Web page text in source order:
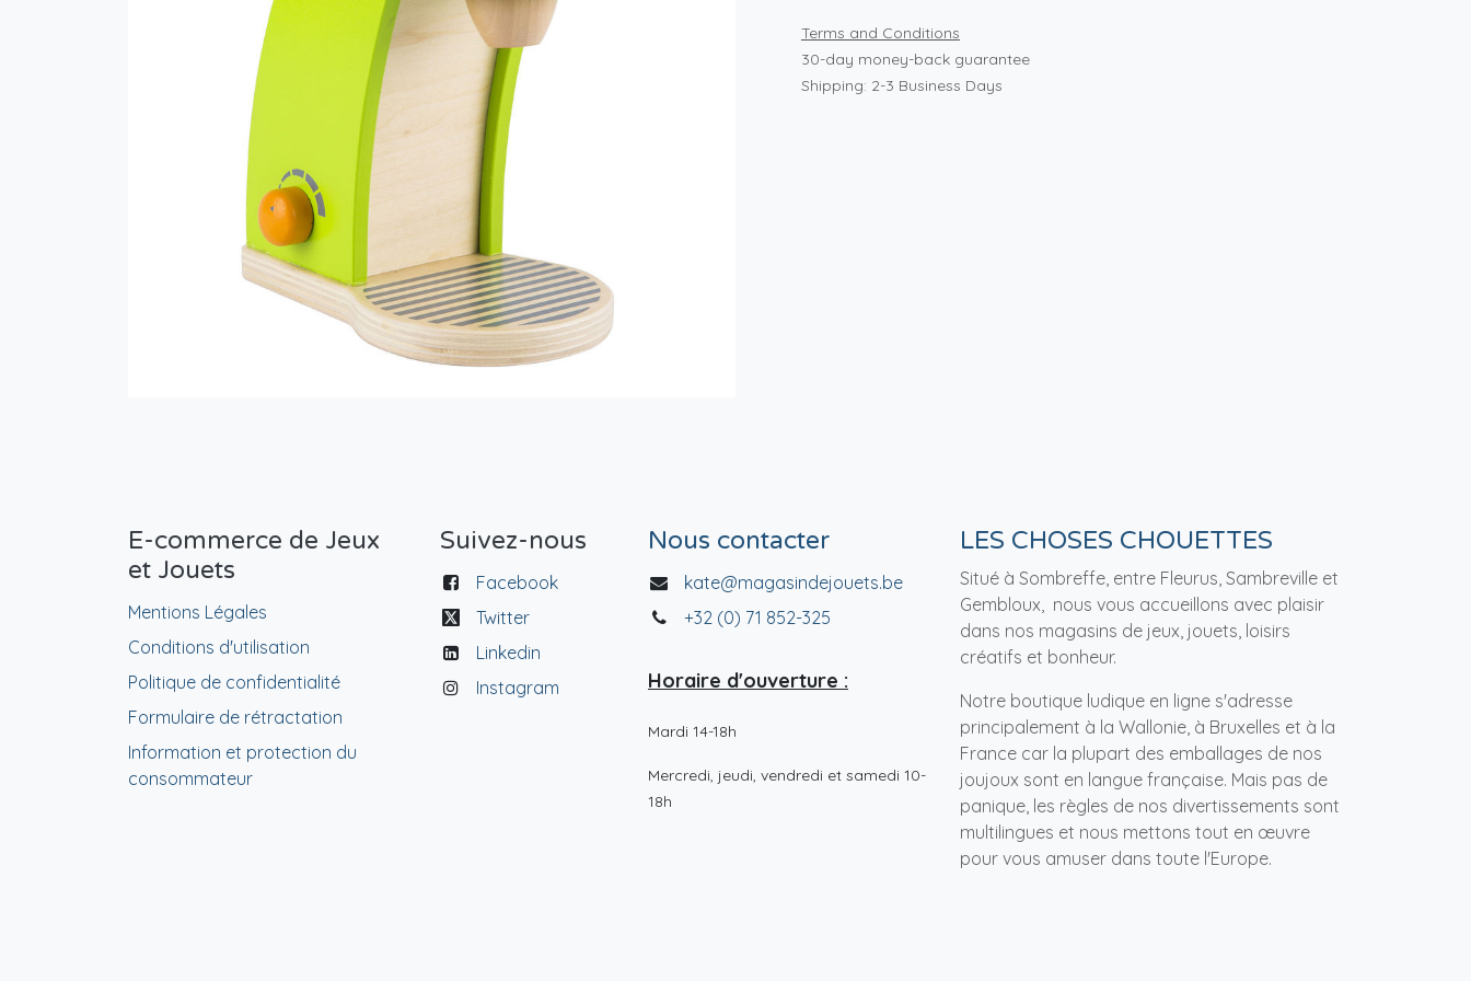
Terms and Conditions
30-day money-back guarantee
Shipping: 2-3 Business Days
E-commerce de Jeux
et Jouets
Mentions Légales
Conditions d'utilisation
Politique de confidentialité
Formulaire de rétractation
Information et protection du
consommateur
Suivez-nous
Facebook
Twitter
Linkedin
Instagram
Nous contacter
kate@magasindejouets.be
+32 (0) 71 852-325
Horaire d'ouverture :
Mardi 14-18h
Mercredi, jeudi, vendredi et samedi 10-
18h
LES CHOSES CHOUETTES
Situé à Sombreffe, entre Fleurus, Sambreville et
Gembloux, nous vous accueillons avec plaisir
dans nos magasins de jeux, jouets, loisirs
créatifs et bonheur.
Notre boutique ludique en ligne s'adresse
principalement à la Wallonie, à Bruxelles et à la
France car la plupart des emballages de nos
joujoux sont en langue française. Mais pas de
panique, les règles de nos divertissements sont
multilingues et nous mettons tout en œuvre
pour vous amuser dans toute l'Europe.